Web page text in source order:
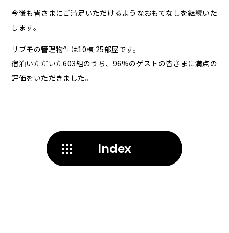
今後も皆さまにご満足いただけるようなおもてなしを継続いた
します。
リブモの管理物件は10棟 25部屋です。
宿泊いただいた603組のうち、96%のゲストの皆さまに満点の
評価をいただきました。
Index